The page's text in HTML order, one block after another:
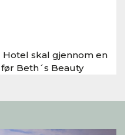
Hotel skal gjennom en
Beth´s Beauty